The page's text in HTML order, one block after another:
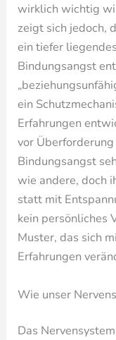
wirklich wichtig
zeigt sich jedoch,
ein tiefer
Bindungsangst
ein
Erfahrungen
vor
Bindungsangst
wie andere, doch
statt mit
kein persönliches
Muster, das sich
Erfahrungen
Wie unser
Das